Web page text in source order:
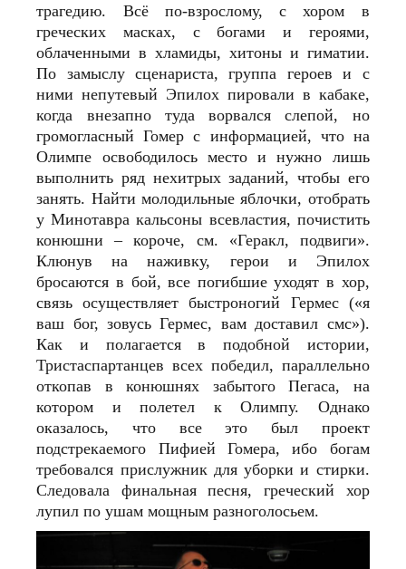
трагедию. Всё по-взрослому, с хором в
греческих масках, с богами и героями,
облаченными в хламиды, хитоны и гиматии.
По замыслу сценариста, группа героев и с
ними непутевый Эпилох пировали в кабаке,
когда внезапно туда ворвался слепой, но
громогласный Гомер с информацией, что на
Олимпе освободилось место и нужно лишь
выполнить ряд нехитрых заданий, чтобы его
занять. Найти молодильные яблочки, отобрать
у Минотавра кальсоны всевластия, почистить
конюшни – короче, см. «Геракл, подвиги».
Клюнув на наживку, герои и Эпилох
бросаются в бой, все погибшие уходят в хор,
связь осуществляет быстроногий Гермес («я
ваш бог, зовусь Гермес, вам доставил смс»).
Как и полагается в подобной истории,
Тристаспартанцев всех победил, параллельно
откопав в конюшнях забытого Пегаса, на
котором и полетел к Олимпу. Однако
оказалось, что все это был проект
подстрекаемого Пифией Гомера, ибо богам
требовался прислужник для уборки и стирки.
Следовала финальная песня, греческий хор
лупил по ушам мощным разноголосьем.